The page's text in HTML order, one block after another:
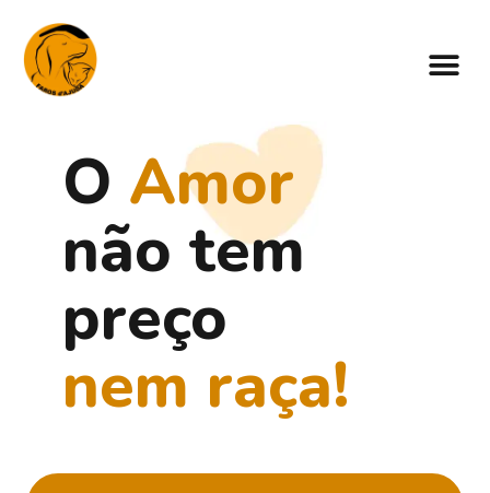
O Amor
não tem
preço
nem raça!